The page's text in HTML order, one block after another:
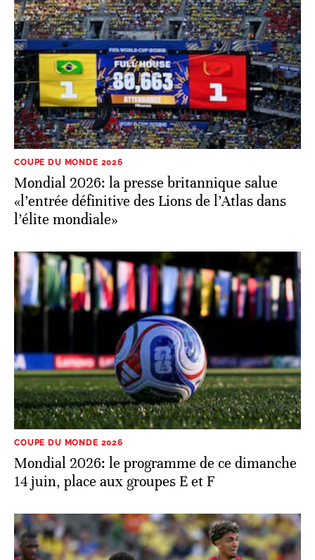
COUPE DU MONDE 2026
Mondial 2026: la presse britannique salue
«l’entrée définitive des Lions de l’Atlas dans
l’élite mondiale»
COUPE DU MONDE 2026
Mondial 2026: le programme de ce dimanche
14 juin, place aux groupes E et F